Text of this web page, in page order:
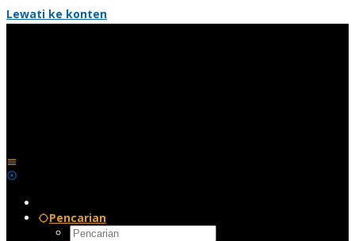
Lewati ke konten
Pencarian